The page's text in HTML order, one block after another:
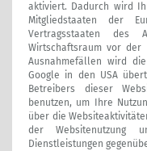
aktiviert. Dadurch wird
Mitgliedstaaten der
Vertragsstaaten des
Wirtschaftsraum vor der
Ausnahmefällen wird
Google in den USA
Betreibers dieser
benutzen, um Ihre
über die
der Websitenutzung
Dienstleistungen